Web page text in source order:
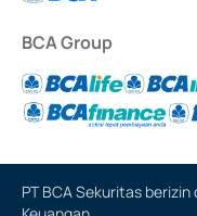
BCA Group
PT BCA Sekuritas